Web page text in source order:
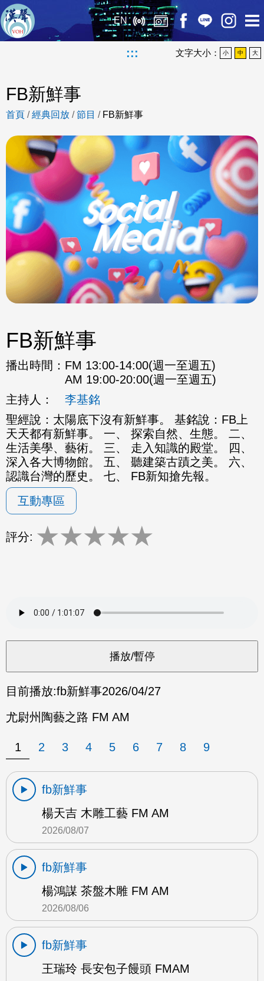
EN
::: 文字大小： 小 中 大
FB新鮮事
首頁 /經典回放 /節目 / FB新鮮事
FB新鮮事
播出時間： FM 13:00-14:00(週一至週五)
AM 19:00-20:00(週一至週五)
主持人：
李基銘
聖經說：太陽底下沒有新鮮事。 基銘說：FB上
天天都有新鮮事。 一、 探索自然、生態。 二、
生活美學、藝術。 三、 走入知識的殿堂。 四、
深入各大博物館。 五、 聽建築古蹟之美。 六、
認識台灣的歷史。 七、 FB新知搶先報。
互動專區
評分: ★★★★★
目前播放:fb新鮮事2026/04/27
尤尉州陶藝之路 FM AM
1 2 3 4 5 6 7 8 9
fb新鮮事
楊天吉 木雕工藝 FM AM
2026/08/07
fb新鮮事
楊鴻謀 茶盤木雕 FM AM
2026/08/06
fb新鮮事
王瑞玲 長安包子饅頭 FMAM